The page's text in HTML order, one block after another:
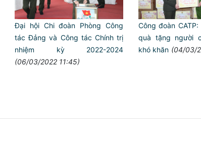
Đại hội Chi đoàn Phòng Công
tác Đảng và Công tác Chính trị
nhiệm kỳ 2022-2024
(06/03/2022 11:45)
Công đoàn
quà tặng người
khó khăn (04/03/